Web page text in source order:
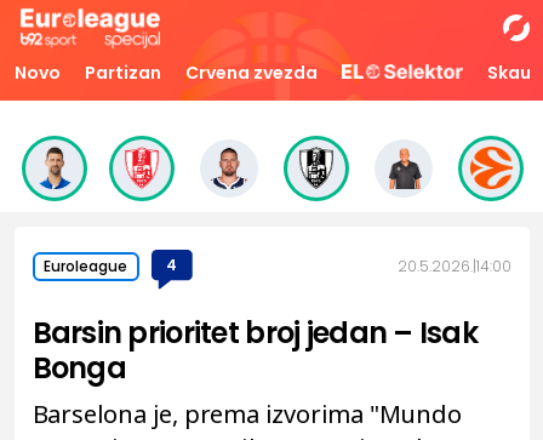
Novo Partizan Crvena zvezda Skaut
Euroleague 4 20.5.2026. 14:00
Barsin prioritet broj jedan – Isak
Bonga
Barselona je, prema izvorima "Mundo